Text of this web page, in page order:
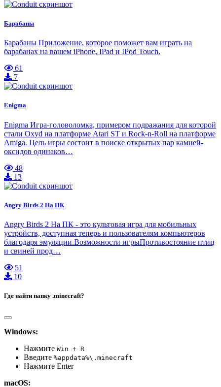
Барабаны
Барабаны Приложение, которое поможет вам играть на
барабанах на вашем iPhone, IPad и IPod Touch.
61
7
Enigma
Enigma Игра-головоломка, примером подражания для которой
стали Oxyd на платформе Atari ST и Rock-n-Roll на платформе
Amiga. Цель игры состоит в поиске открытых пар камней-
оксидов одинаков…
48
13
Angry Birds 2 На ПК
Angry Birds 2 На ПК - это культовая игра для мобильных
устройств, доступная теперь и пользователям компьютеров
благодаря эмуляции.Возможности игрыПротивостояние птиц
и свиней прод…
51
10
Где найти папку .minecraft?
Windows:
Нажмите Win + R
Введите %appdata%\.minecraft
Нажмите Enter
macOS: